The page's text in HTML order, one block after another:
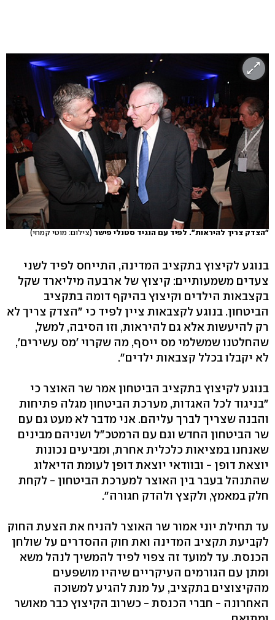
"הצדק צריך להיראות". לפיד עם הנגיד סטנלי פישר (צילום: מוטי קמחי)
בנוגע לקיצוץ בתקציב המדינה, התייחס לפיד לשני
צעדים משמעותיים: קיצוץ של ארבעה מיליארד שקל
בקצבאות הילדים וקיצוץ בהיקף דומה בתקציב
הביטחון. בנוגע לקצבאות ציין לפיד כי "הצדק צריך לא
רק להיעשות אלא גם להיראות, וזו הסיבה, למשל,
שהחלטנו שמשלמי מס ייסף, מה שקרוי 'מס עשירים',
לא יקבלו בכלל קצבאות ילדים".
בנוגע לקיצוץ בתקציב הביטחון אמר שר האוצר כי
"בניגוד לכל האגדות, מערכת הביטחון מגלה פתיחות
והבנה שצריך לברך עליהם. אני מדבר לא מעט גם עם
שר הביטחון החדש וגם עם הרמטכ"ל ושניהם מבינים
שאנחנו במציאות כלכלית אחרת, ומביעים נכונות
יוצאת דופן - ובוודאי יוצאת דופן לעומת הדיאלוג
שהתנהל בעבר בין האוצר למערכת הביטחון - לקחת
חלק במאמץ, ולקצץ ולהדק חגורה".
עד תחילת יוני אמור שר האוצר להניח את הצעת החוק
לקביעת תקציב המדינה ואת חוק ההסדרים על שולחן
הכנסת. עד למועד זה צפוי לפיד להמשיך לנהל משא
ומתן עם הגורמים העיקריים שיהיו מושפעים
מהקיצוצים בתקציב, על מנת להגיע למשוכה
האחרונה - חברי הכנסת - כשרוב הקיצוץ כבר מאושר